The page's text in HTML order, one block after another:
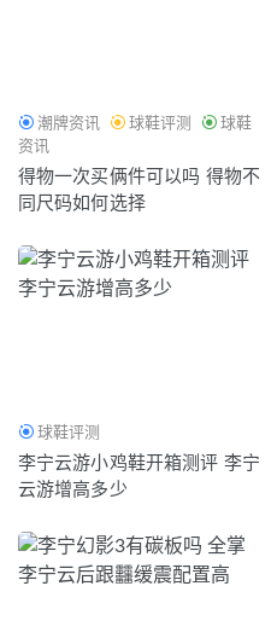
潮牌资讯 球鞋评测
球鞋
资讯
得物一次买俩件可以吗 得物不
同尺码如何选择
球鞋评测
李宁云游小鸡鞋开箱测评 李宁
云游增高多少